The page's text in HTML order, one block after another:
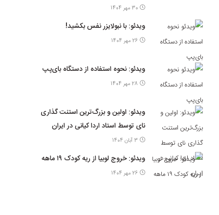
30 مهر 1404
ویدئو: با نبولایزر نفس بکشید!
26 مهر 1404
ویدئو: نحوه استفاده از دستگاه بای‌پپ
28 مهر 1404
ویدئو: اولین و بزرگ‌ترین استنت گذاری
نای توسط استاد اردا کیانی در ایران
3 آبان 1404
ویدئو: خروج لوبیا از ریه کودک ۱۹ ماهه
26 مهر 1404